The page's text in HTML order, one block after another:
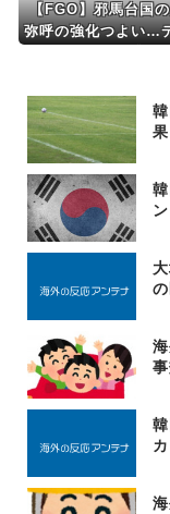
【FGO】邪馬台国
弥呼の強化つよい…